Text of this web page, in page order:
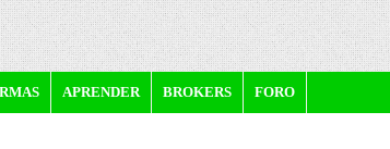
Pasar
al
contenido
APRENDER BROKERS FORO